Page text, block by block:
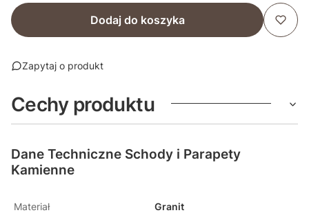
Dodaj do koszyka
Zapytaj o produkt
Cechy produktu
Dane Techniczne Schody i Parapety
Kamienne
Materiał Granit